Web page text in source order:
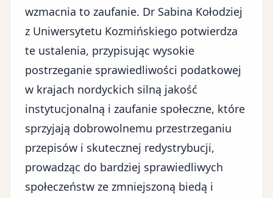
wzmacnia to zaufanie. Dr Sabina Kołodziej
z Uniwersytetu Kozmińskiego potwierdza
te ustalenia, przypisując wysokie
postrzeganie sprawiedliwości podatkowej
w krajach nordyckich silną jakość
instytucjonalną i zaufanie społeczne, które
sprzyjają dobrowolnemu przestrzeganiu
przepisów i skutecznej redystrybucji,
prowadząc do bardziej sprawiedliwych
społeczeństw ze zmniejszoną biedą i